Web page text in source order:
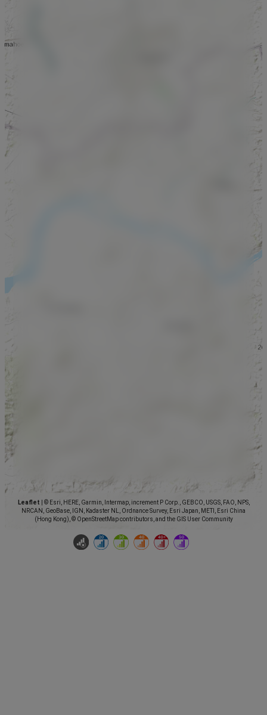
Leaflet
© Esri, HERE, Garmin, Intermap, increment P Corp., GEBCO, USGS, FAO, NPS,
NRCAN, GeoBase, IGN, Kadaster NL, Ordnance Survey, Esri Japan, METI, Esri China
(Hong Kong), © OpenStreetMap contributors, and the GIS User Community